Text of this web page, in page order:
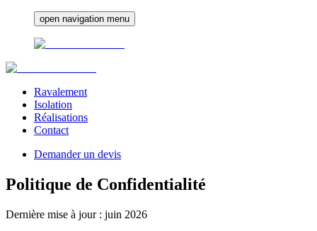
open navigation menu
Ravalement
Isolation
Réalisations
Contact
Demander un devis
Politique de Confidentialité
Dernière mise à jour : juin 2026